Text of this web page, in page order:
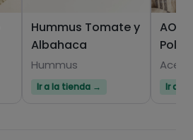
Hummus Tomate y
Albahaca
Hummus
Ir a la tienda → Ir a